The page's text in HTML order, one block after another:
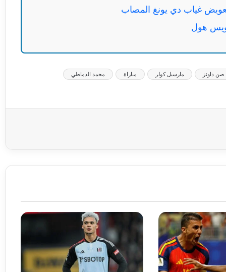
غياب دي يونغ المصاب
هول
صن داونز مارسيل كولر مباراة محمد الدماطي